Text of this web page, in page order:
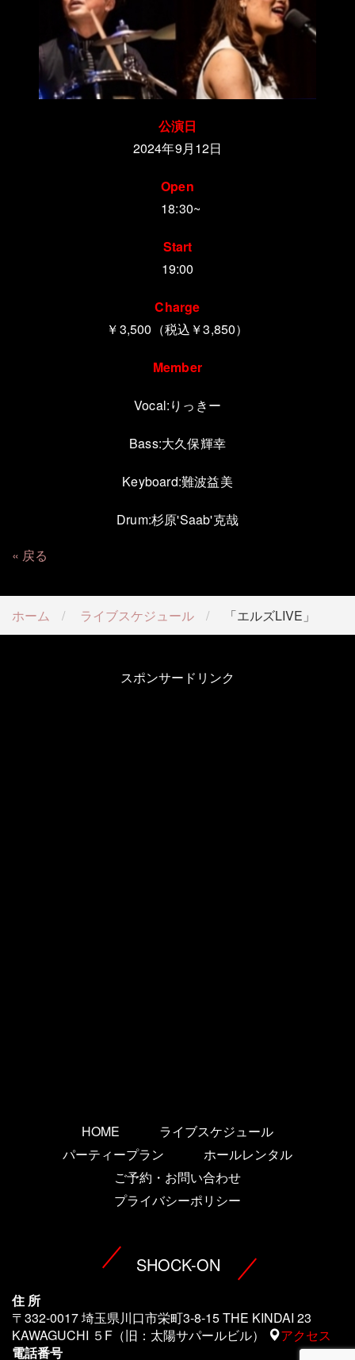
公演日
2024年9月12日
Open
18:30~
Start
19:00
Charge
￥3,500（税込￥3,850）
Member
Vocal:りっきー
Bass:大久保輝幸
Keyboard:難波益美
Drum:杉原'Saab'克哉
戻る
ホーム ライブスケジュール 「エルズLIVE」
スポンサードリンク
HOME
ライブスケジュール
パーティープラン
ホールレンタル
ご予約・お問い合わせ
プライバシーポリシー
SHOCK-ON
住 所
〒332-0017 埼玉県川口市栄町3-8-15 THE KINDAI 23
KAWAGUCHI ５F（旧：太陽サパールビル）
アクセス
電話番号